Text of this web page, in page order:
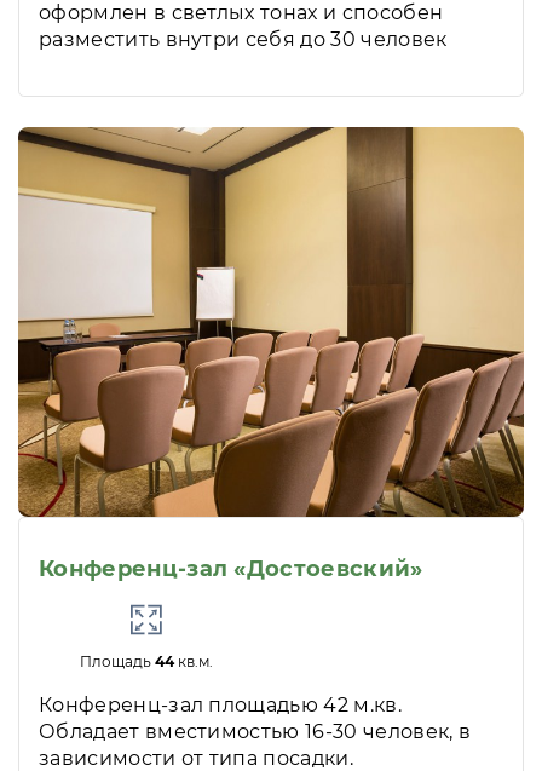
оформлен в светлых тонах и способен
разместить внутри себя до 30 человек
Конференц-зал «Достоевский»
Площадь 44кв.м.
Конференц-зал площадью 42 м.кв.
Обладает вместимостью 16-30 человек, в
зависимости от типа посадки.